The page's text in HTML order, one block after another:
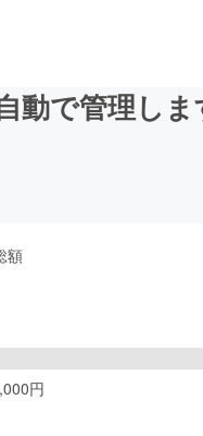
動で管理しま
額
円